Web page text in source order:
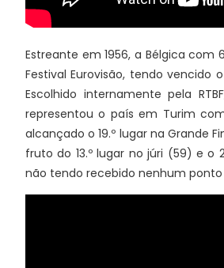
Estreante em 1956, a Bélgica com
Festival Eurovisão, tendo vencido
Escolhido internamente pela
representou o país em Turim
alcançado o 19.º lugar na Grande
fruto do 13.º lugar no júri (59) e o
não tendo recebido nenhum ponto